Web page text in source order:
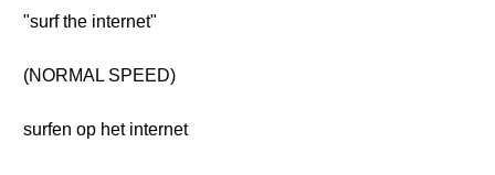
"surf the internet"
(NORMAL SPEED)
surfen op het internet